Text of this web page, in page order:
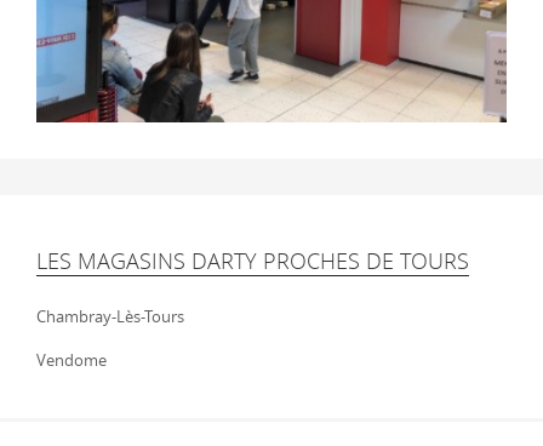
LES MAGASINS DARTY PROCHES DE TOURS
Chambray-Lès-Tours
Vendome